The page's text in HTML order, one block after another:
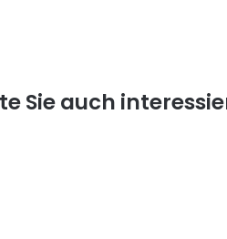
Sie auch